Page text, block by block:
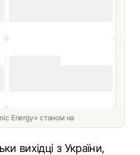
Energy» станом на
вихідці з України,